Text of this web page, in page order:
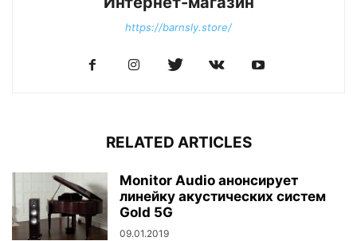
https://barnsly.store/
RELATED ARTICLES
Monitor Audio анонсирует
линейку акустических систем
Gold 5G
09.01.2019